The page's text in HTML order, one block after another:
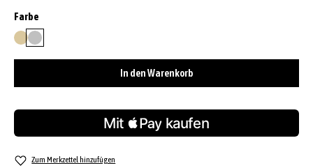
Farbe
goldsilver
In den Warenkorb
Zum Merkzettel hinzufügen